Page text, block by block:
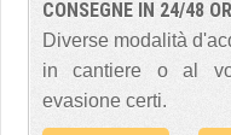
CONSEGNE IN 24/48
Diverse modalità
in cantiere o al
evasione certi.